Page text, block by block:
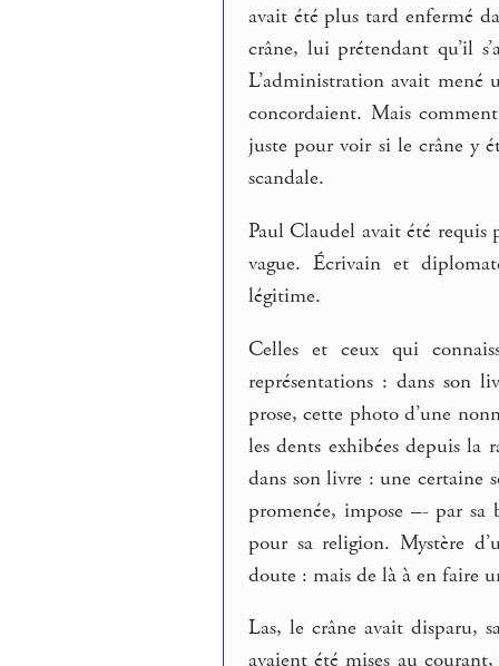
avait été plus tard enfermé
crâne, lui prétendant qu’il
L’administration avait mené
concordaient. Mais
juste pour voir si le crâne y
scandale.
Paul Claudel avait été requis
vague. Écrivain et
légitime.
Celles et ceux qui
représentations : dans son
prose, cette photo d’une
les dents exhibées depuis la
dans son livre : une certaine
promenée, impose –- par
pour sa religion. Mystère
doute : mais de là à en faire
Las, le crâne avait disparu,